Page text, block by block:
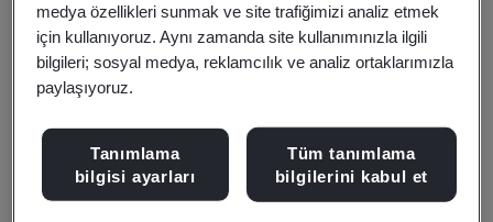
medya özellikleri sunmak ve site trafiğimizi analiz etmek
için kullanıyoruz. Aynı zamanda site kullanımınızla ilgili
bilgileri; sosyal medya, reklamcılık ve analiz ortaklarımızla
paylaşıyoruz.
Tanımlama
bilgisi ayarları
Tüm tanımlama
bilgilerini kabul et